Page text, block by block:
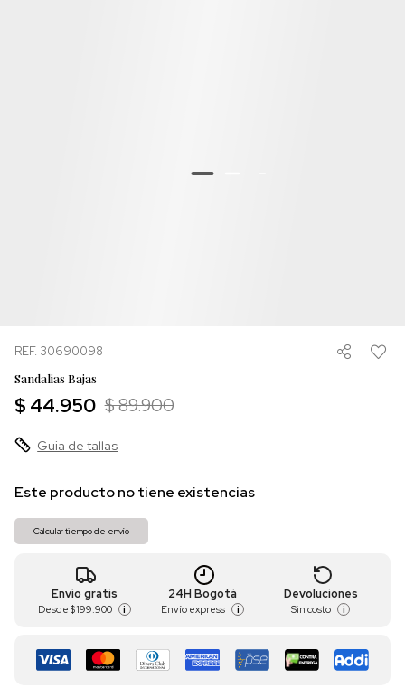
REF. 30690098
Sandalias Bajas
$ 44.950 $ 89.900
Guia de tallas
Este producto no tiene existencias
Calcular tiempo de envío
Envío gratis
Desde $ 199.900 i
24H Bogotá
Envío express i
Devoluciones
Sin costo i